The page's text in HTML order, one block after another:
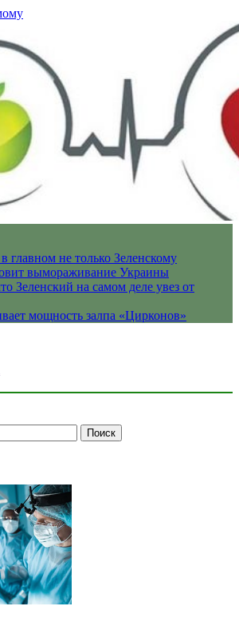
главном не только Зеленскому
вымораживание Украины
Зеленский на самом деле увез от
мощность залпа «Цирконов»